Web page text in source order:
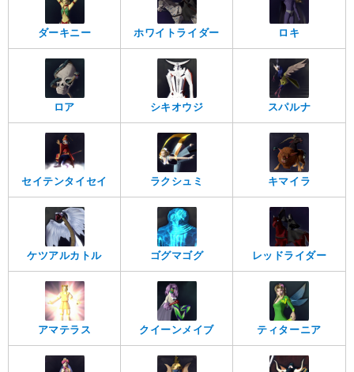
ダーキニー ホワイトライダー ロキ
ロア シキオウジ スパルナ
セイテンタイセイ ラクシュミ キマイラ
ケツアルカトル ゴグマゴグ レッドライダー
アマテラス クイーンメイブ ティターニア